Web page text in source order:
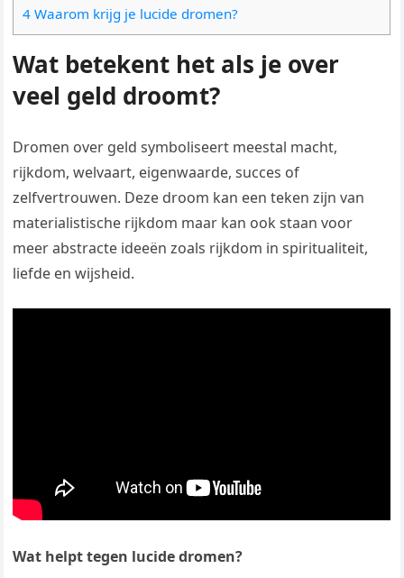
4 Waarom krijg je lucide dromen?
Wat betekent het als je over
veel geld droomt?
Dromen over geld symboliseert meestal macht,
rijkdom, welvaart, eigenwaarde, succes of
zelfvertrouwen. Deze droom kan een teken zijn van
materialistische rijkdom maar kan ook staan voor
meer abstracte ideeën zoals rijkdom in spiritualiteit,
liefde en wijsheid.
Wat helpt tegen lucide dromen?